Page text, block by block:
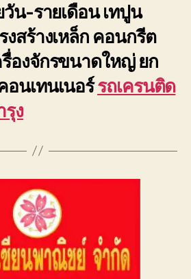
วัน-รายเดือน เทปูน
งสร้างเหล็ก คอนกรีต
รื่องจักรขนาดใหญ่ ยก
อนเทนเนอร์รถเครนติด
รุง